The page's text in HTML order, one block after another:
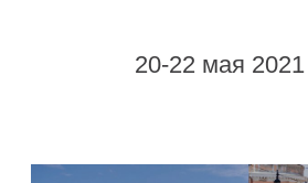
20-22 мая 2021